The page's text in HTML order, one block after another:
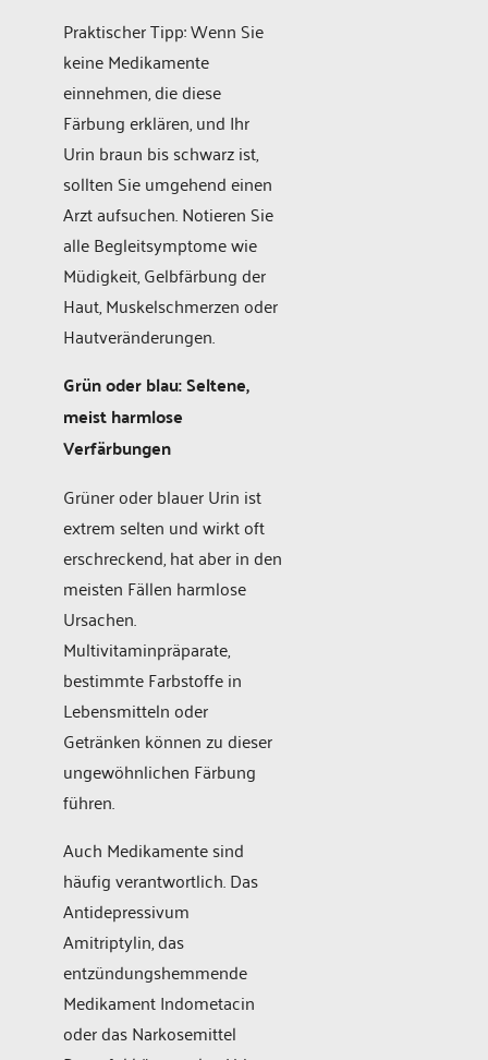
Praktischer Tipp: Wenn Sie
keine Medikamente
einnehmen, die diese
Färbung erklären, und Ihr
Urin braun bis schwarz ist,
sollten Sie umgehend einen
Arzt aufsuchen. Notieren Sie
alle Begleitsymptome wie
Müdigkeit, Gelbfärbung der
Haut, Muskelschmerzen oder
Hautveränderungen.
Grün oder blau: Seltene,
meist harmlose
Verfärbungen
Grüner oder blauer Urin ist
extrem selten und wirkt oft
erschreckend, hat aber in den
meisten Fällen harmlose
Ursachen.
Multivitaminpräparate,
bestimmte Farbstoffe in
Lebensmitteln oder
Getränken können zu dieser
ungewöhnlichen Färbung
führen.
Auch Medikamente sind
häufig verantwortlich. Das
Antidepressivum
Amitriptylin, das
entzündungshemmende
Medikament Indometacin
oder das Narkosemittel